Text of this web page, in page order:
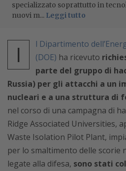
specializzato soprattutto in
nuovi m... Leggi tutto
I
l Dipartimento
(DOE) ha ricevuto
parte del gruppo di
Russia) per gli attacchi a un
nucleari e a una struttura di
nel corso di una campagna di
Ridge Associated Universities,
Waste Isolation Pilot Plant,
per lo smaltimento delle scorie
legate alla difesa, sono stati